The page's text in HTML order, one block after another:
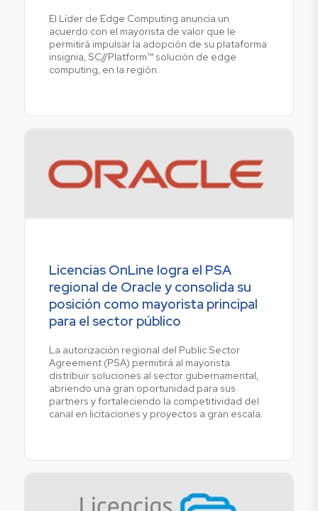
El Líder de Edge Computing anuncia un
acuerdo con el mayorista de valor que le
permitirá impulsar la adopción de su plataforma
insignia, SC//Platform™ solución de edge
computing, en la región.
Licencias OnLine logra el PSA
regional de Oracle y consolida su
posición como mayorista principal
para el sector público
La autorización regional del Public Sector
Agreement (PSA) permitirá al mayorista
distribuir soluciones al sector gubernamental,
abriendo una gran oportunidad para sus
partners y fortaleciendo la competitividad del
canal en licitaciones y proyectos a gran escala.